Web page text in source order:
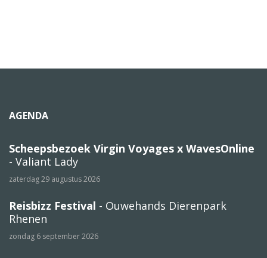
AGENDA
Scheepsbezoek Virgin Voyages x WavesOnline
- Valiant Lady
zaterdag 29 augustus 2026
Reisbizz Festival - Ouwehands Dierenpark
Rhenen
zondag 6 september 2026